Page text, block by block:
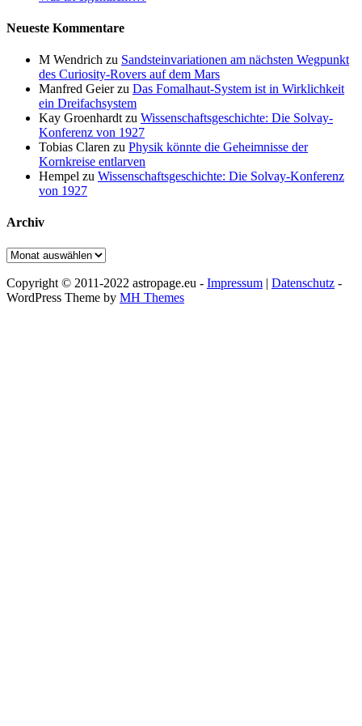
Neueste Kommentare
M Wendrich zu Sandsteinvariationen am nächsten Wegpunkt
des Curiosity-Rovers auf dem Mars
Manfred Geierzu Das Fomalhaut-System ist in Wirklichkeit
ein Dreifachsystem
Kay Groenhardt zu Wissenschaftsgeschichte: Die Solvay-
Konferenz von 1927
Tobias Claren zu Physik könnte die Geheimnisse der
Kornkreise entlarven
Hempel zu Wissenschaftsgeschichte: Die Solvay-Konferenz
von 1927
Archiv
Archiv
Copyright © 2011-2022 astropage.eu - Impressum | Datenschutz -
WordPress Theme by MH Themes